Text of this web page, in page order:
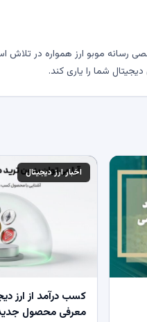
رسانه موبو ارز همواره در تلاش
شما را یاری کند.
اخبار ارز دیجیتال
کسب درآمد از ارز
معرفی محصول